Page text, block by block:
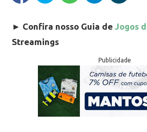
► Confira nosso Guia de Jogos
Streamings
Publicidade